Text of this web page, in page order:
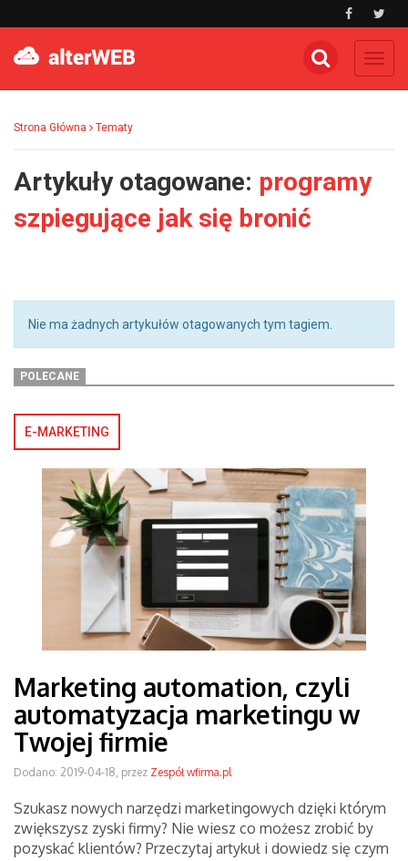
Strona Główna Tematy
Artykuły otagowane: programy
szpiegujące jak się bronić
Nie ma żadnych artykułów otagowanych tym tagiem.
POLECANE
E-MARKETING
Marketing automation, czyli
automatyzacja marketingu w
Twojej firmie
Dodano: 2019-04-18, przez Zespół wfirma.pl
Szukasz nowych narzędzi marketingowych dzięki którym
zwiększysz zyski firmy? Nie wiesz co możesz zrobić by
pozyskać klientów? Przeczytaj artykuł i dowiedz się czym